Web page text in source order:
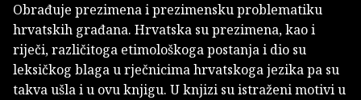
Obrađuje prezimena i prezimensku problematiku
hrvatskih građana. Hrvatska su prezimena, kao i
riječi, različitoga etimološkoga postanja i dio su
leksičkog blaga u rječnicima hrvatskoga jezika pa su
takva ušla i u ovu knjigu. U knjizi su istraženi motivi u